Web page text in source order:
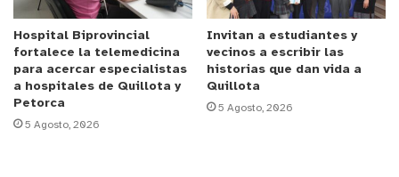
instalación de cámaras de seguridad y un mapeo
general respecto a cuáles son los
establecimientos con mayor potencial de riesgo,
en virtud de los vandalismos que hemos vivido en
2023. Estamos muy satisfechos de los acuerdos
que hemos establecido en la mesa, porque
Hospital Biprovincial
fortalece la telemedicina
para acercar especialistas
a hospitales de Quillota y
Petorca
5 Agosto, 2026
Invitan a estudiantes y
vecinos a escribir las
historias que dan vida a
Quillota
5 Agosto, 2026